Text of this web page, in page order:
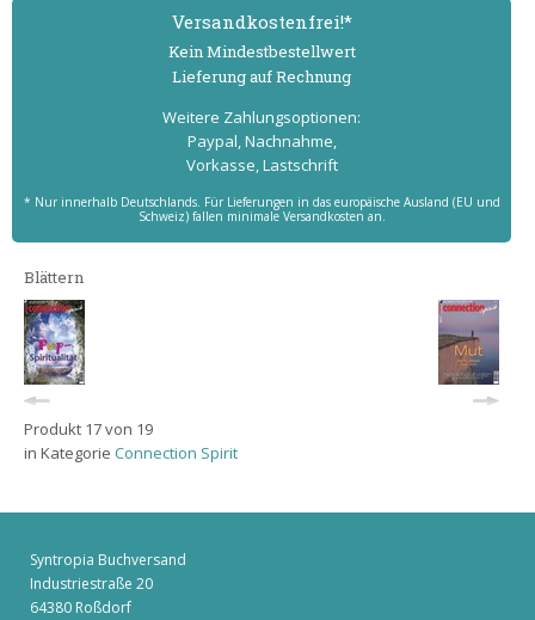
Versand­kostenfrei!*
Kein Mindest­bestell­wert
Lieferung auf Rechnung
Weitere Zahlungs­optionen:
Paypal, Nachnahme,
Vorkasse, Lastschrift
* Nur innerhalb Deutschlands. Für Lieferungen in das europäische Ausland (EU und
Schweiz) fallen minimale Versandkosten an.
Blättern
Produkt 17 von 19
in Kategorie Connection Spirit
Syntropia Buchversand
Industriestraße 20
64380 Roßdorf